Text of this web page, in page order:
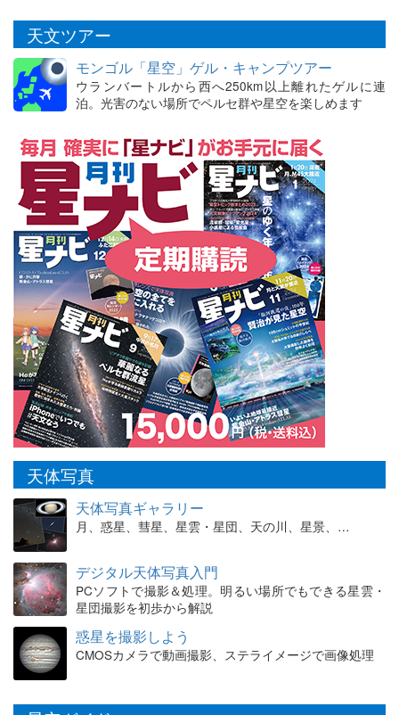
天文ツアー
モンゴル「星空」ゲル・キャンプツアー
ウランバートルから西へ250km以上離れたゲルに連
泊。光害のない場所でペルセ群や星空を楽しめます
天体写真
天体写真ギャラリー
月、惑星、彗星、星雲・星団、天の川、星景、…
デジタル天体写真入門
PCソフトで撮影＆処理。明るい場所でもできる星雲・
星団撮影を初歩から解説
惑星を撮影しよう
CMOSカメラで動画撮影、ステライメージで画像処理